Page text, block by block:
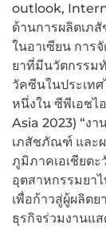
outlook,
ด้านการผลิตเภ
ในอาเซียน กา
ยาที่มีนวัตกรรม
วัคซีนในประเท
หนึ่งใน ซีพีเอชไ
Asia 2023) “ง
เภสัชภัณฑ์ และ
ภูมิภาคเอเชียต
อุตสาหกรรมยา
เพื่อก้าวสู่ผู้ผลิต
ธุรกิจร่วมงานแ